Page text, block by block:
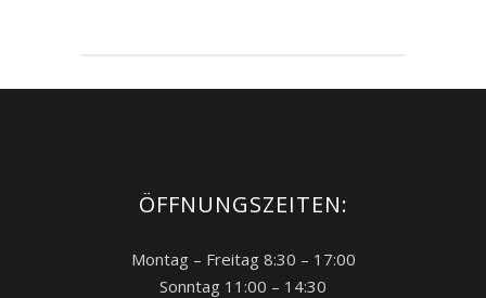
ÖFFNUNGSZEITEN:
Montag – Freitag 8:30 – 17:00
Sonntag 11:00 – 14:30